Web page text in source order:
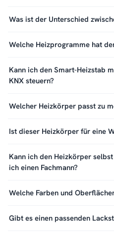
Was ist der Unterschied
Welche Heizprogramme hat
Kann ich den Smart-Heizstab
KNX steuern?
Welcher Heizkörper passt zu
Ist dieser Heizkörper für eine
Kann ich den Heizkörper
ich einen Fachmann?
Welche Farben und
Gibt es einen passenden